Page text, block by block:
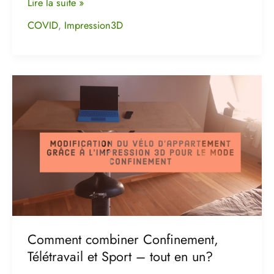
COVID, Impression3D
Comment combiner Confinement,
Télétravail et Sport – tout en un?
combiner
Confinement,
Télétravail
Sport
en
un?